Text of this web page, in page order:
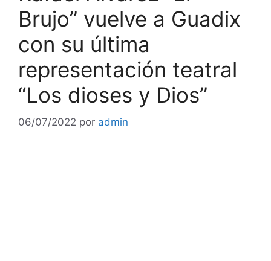
Brujo” vuelve a Guadix
con su última
representación teatral
“Los dioses y Dios”
06/07/2022 por admin